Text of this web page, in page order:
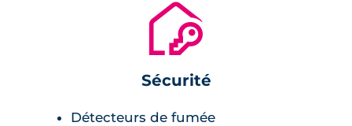
🔐
Sécurité
Détecteurs de fumée